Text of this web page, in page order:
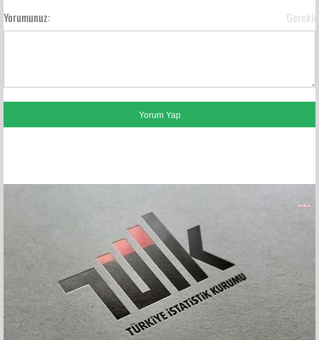
Yorumunuz: Gerekli